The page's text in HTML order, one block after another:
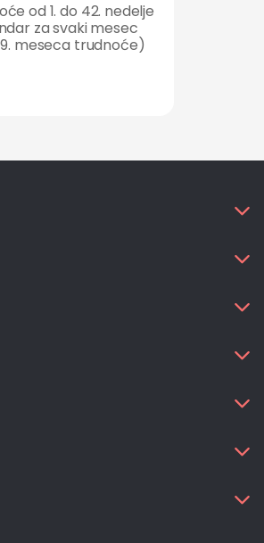
od 1. do 42. nedelje
za svaki mesec
meseca trudnoće)